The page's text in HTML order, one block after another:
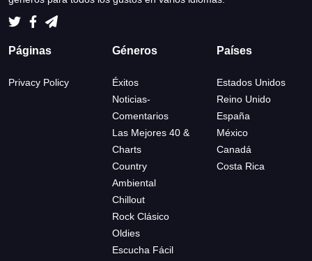
Páginas
Privacy Policy
Géneros
Éxitos
Noticias-
Comentarios
Las Mejores 40 &
Charts
Country
Ambiental
Chillout
Rock Clásico
Oldies
Escucha Fácil
Países
Estados Unidos
Reino Unido
España
México
Canadá
Costa Rica